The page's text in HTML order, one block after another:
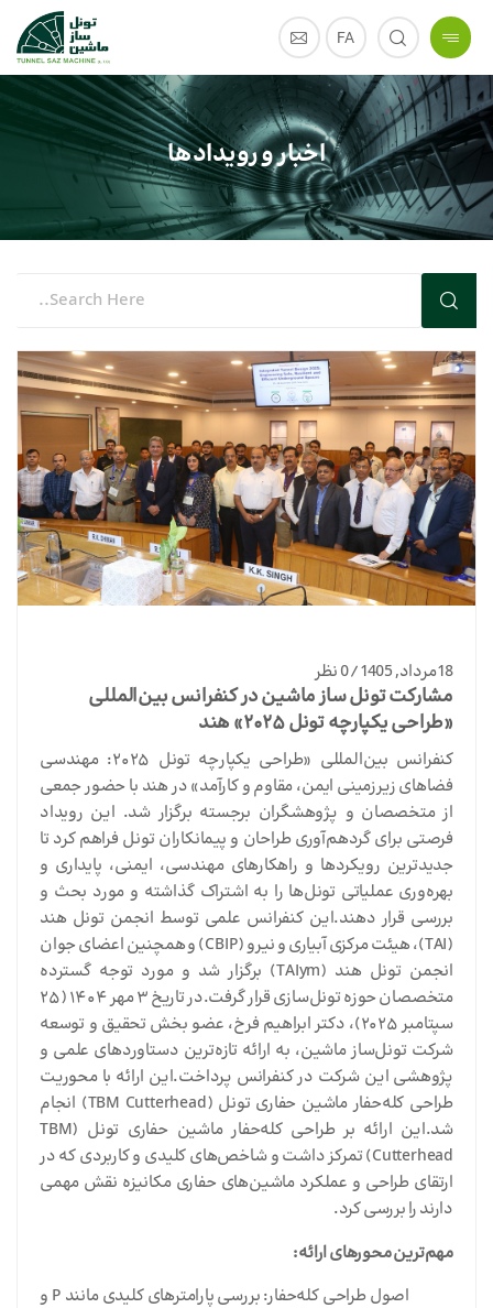
FA
اخبار و رویدادها
18 مرداد, 1405 / 0 نظر
مشارکت تونل ساز ماشین در کنفرانس بین‌المللی
«طراحی یکپارچه تونل ۲۰۲۵» هند
کنفرانس بین‌المللی «طراحی یکپارچه تونل ۲۰۲۵: مهندسی
فضاهای زیرزمینی ایمن، مقاوم و کارآمد» در هند با حضور جمعی
از متخصصان و پژوهشگران برجسته برگزار شد. این رویداد
فرصتی برای گردهم‌آوری طراحان و پیمانکاران تونل فراهم کرد تا
جدیدترین رویکردها و راهکارهای مهندسی، ایمنی، پایداری و
بهره‌وری عملیاتی تونل‌ها را به اشتراک گذاشته و مورد بحث و
بررسی قرار دهند.این کنفرانس علمی توسط انجمن تونل هند
(TAI)، هیئت مرکزی آبیاری و نیرو (CBIP) و همچنین اعضای جوان
انجمن تونل هند (TAIym) برگزار شد و مورد توجه گسترده
متخصصان حوزه تونل‌سازی قرار گرفت.در تاریخ ۳ مهر ۱۴۰۴ (۲۵
سپتامبر ۲۰۲۵)، دکتر ابراهیم فرخ، عضو بخش تحقیق و توسعه
شرکت تونل‌ساز ماشین، به ارائه تازه‌ترین دستاوردهای علمی و
پژوهشی این شرکت در کنفرانس پرداخت.این ارائه با محوریت
طراحی کله‌حفار ماشین حفاری تونل (TBM Cutterhead) انجام
شد.این ارائه بر طراحی کله‌حفار ماشین حفاری تونل (TBM
Cutterhead) تمرکز داشت و شاخص‌های کلیدی و کاربردی که در
ارتقای طراحی و عملکرد ماشین‌های حفاری مکانیزه نقش مهمی
دارند را بررسی کرد.
مهم‌ترین محورهای ارائه:
اصول طراحی کله‌حفار: بررسی پارامترهای کلیدی مانند P و